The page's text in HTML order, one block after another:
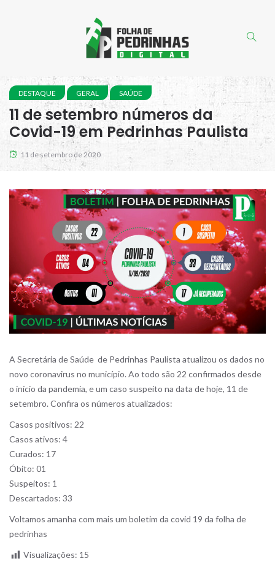
DESTAQUE GERAL SAÚDE
11 de setembro números da
Covid-19 em Pedrinhas Paulista
11 de setembro de 2020
A Secretária de Saúde de Pedrinhas Paulista atualizou os dados no
novo coronavirus no município. Ao todo são 22 confirmados desde
o início da pandemia, e um caso suspeito na data de hoje, 11 de
setembro. Confira os números atualizados:
Casos positivos: 22
Casos ativos: 4
Curados: 17
Óbito: 01
Suspeitos: 1
Descartados: 33
Voltamos amanha com mais um boletim da covid 19 da folha de
pedrinhas
Visualizações: 15